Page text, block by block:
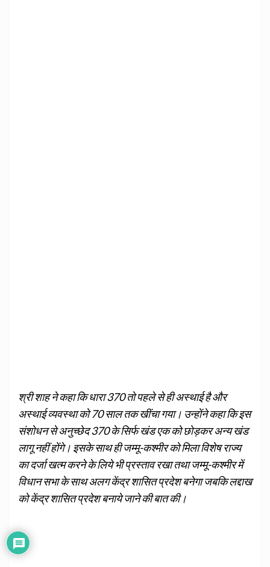
श्री शाह ने कहा कि धारा 370 तो पहले से ही अस्थाई है और
अस्थाई व्यवस्था को 70 साल तक खींचा गया। उन्होंने कहा कि इस
संशोधन से अनुच्छेद 370 के सिर्फ खंड एक को छोड़कर अन्य खंड
लागू नहीं होंगे। इसके साथ ही जम्मू-कश्मीर को मिला विशेष राज्य
का दर्जा खत्म करने के लिये भी प्रस्ताव रखा तथा जम्मू-कश्मीर में
विधान सभा के साथ अलग केंद्र शासित प्रदेश बनेगा जबकि लद्दाख
को केंद्र शासित प्रदेश बनाये जाने की बात की।